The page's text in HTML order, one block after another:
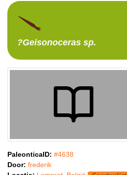
?Geisonoceras sp.
PaleonticaID: #4638
Door: frederik